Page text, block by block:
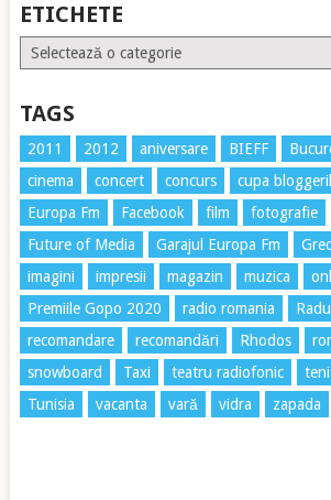
ETICHETE
Etichete
TAGS
2011 2012 aniversare BIEFF
cinema
concert concurs cupa
Europa Fm
Facebook film fotografie
Future of Media
Garajul Europa Fm
imagini
impresii magazin muzica
Premiile Gopo 2020
radio romania
recomandare
recomandări Rhodos
snowboard
Taxi teatru radiofonic
Tunisia
vacanta vară vidra zapada